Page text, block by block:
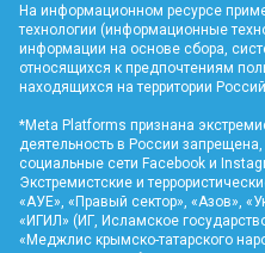
На информационном ресурсе
технологии (информационные
информации на основе сбора,
относящихся к предпочтениям
находящихся на территории
*Meta Platforms признана
деятельность в России
социальные сети Facebook и
Экстремистские и
«АУЕ», «Правый сектор», «Азов»,
«ИГИЛ» (ИГ, Исламское
«Меджлис крымско-татарского